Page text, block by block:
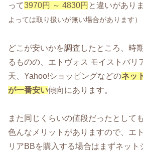
って3970円 ～ 4830円 と違いがありま
よっては取り扱いが無い場合があります）
どこが安いかを調査したところ、時
るものの、エトヴォス モイストバリ
天、Yahoo!ショッピングなどのネッ
が一番安い傾向にあります。
また同じくらいの値段だったとして
色んなメリットがありますので、エ
リアBBを購入する場合はまずネット